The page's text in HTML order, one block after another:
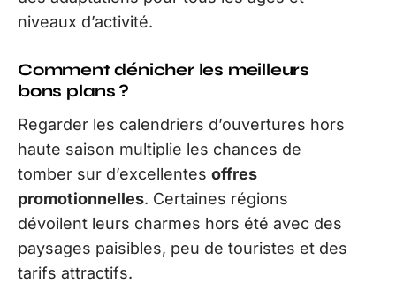
niveaux d’activité.
Comment dénicher les meilleurs
bons plans ?
Regarder les calendriers d’ouvertures hors
haute saison multiplie les chances de
tomber sur d’excellentes offres
promotionnelles. Certaines régions
dévoilent leurs charmes hors été avec des
paysages paisibles, peu de touristes et des
tarifs attractifs.